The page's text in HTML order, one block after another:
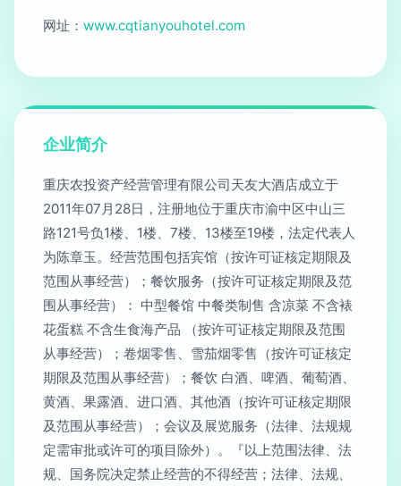
网址： www.cqtianyouhotel.com
企业简介
重庆农投资产经营管理有限公司天友大酒店成立于
2011年07月28日，注册地位于重庆市渝中区中山三
路121号负1楼、1楼、7楼、13楼至19楼，法定代表人
为陈章玉。经营范围包括宾馆（按许可证核定期限及
范围从事经营）；餐饮服务（按许可证核定期限及范
围从事经营）： 中型餐馆 中餐类制售 含凉菜 不含裱
花蛋糕 不含生食海产品 （按许可证核定期限及范围
从事经营）；卷烟零售、雪茄烟零售（按许可证核定
期限及范围从事经营）；餐饮 白酒、啤酒、葡萄酒、
黄酒、果露酒、进口酒、其他酒（按许可证核定期限
及范围从事经营）；会议及展览服务（法律、法规规
定需审批或许可的项目除外）。『以上范围法律、法
规、国务院决定禁止经营的不得经营；法律、法规、